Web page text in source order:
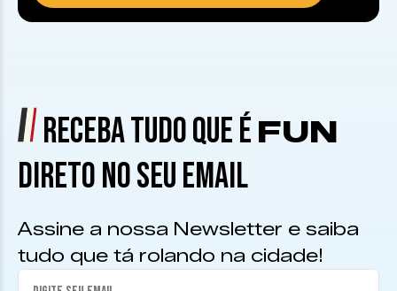
RECEBA TUDO QUE É FUN
DIRETO NO SEU EMAIL
Assine a nossa Newsletter e saiba
tudo que tá rolando na cidade!